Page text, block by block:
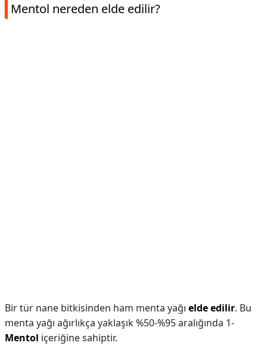
Mentol nereden elde edilir?
Bir tür nane bitkisinden ham menta yağı elde edilir. Bu
menta yağı ağırlıkça yaklaşık %50-%95 aralığında 1-
Mentol içeriğine sahiptir.